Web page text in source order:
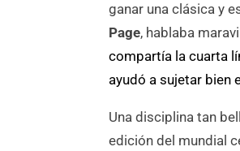
ganar una clásica y
Page, hablaba
compartía la cuarta
ayudó a sujetar bien
Una disciplina tan
edición del mundial